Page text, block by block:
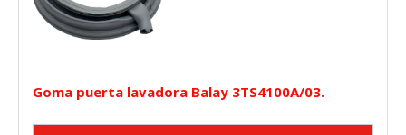
Goma puerta lavadora Balay 3TS4100A/03.